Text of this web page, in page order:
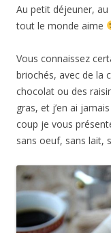
Au petit déjeuner,
tout le monde aime
Vous connaissez
briochés, avec de la
chocolat ou des
gras, et j’en ai
coup je vous
sans oeuf, sans lait,